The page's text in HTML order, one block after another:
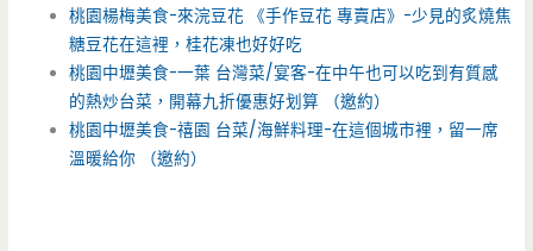
桃園楊梅美食-來浣豆花 《手作豆花 專賣店》-少見的炙燒焦
糖豆花在這裡，桂花凍也好好吃
桃園中壢美食-一葉 台灣菜/宴客-在中午也可以吃到有質感
的熱炒台菜，開幕九折優惠好划算 （邀約）
桃園中壢美食-禧園 台菜/海鮮料理-在這個城市裡，留一席
溫暖給你 （邀約）